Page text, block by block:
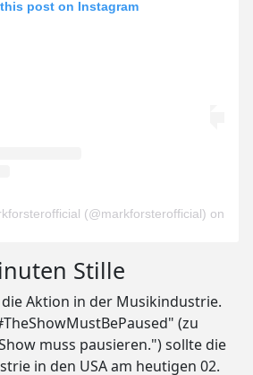
post on Instagram
(@markforsterofficial) on
Stille
Aktion in der Musikindustrie.
(zu
muss pausieren.") sollte die
in den USA am heutigen 02.